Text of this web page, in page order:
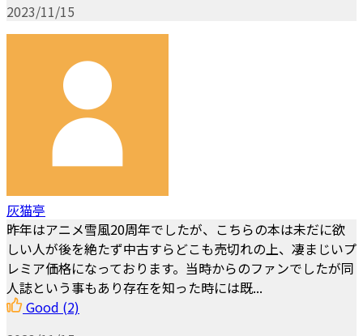
2023/11/15
灰猫亭
昨年はアニメ雪風20周年でしたが、こちらの本は未だに欲
しい人が後を絶たず中古すらどこも売切れの上、凄まじいプ
レミア価格になっております。当時からのファンでしたが同
人誌という事もあり存在を知った時には既...
Good (2)